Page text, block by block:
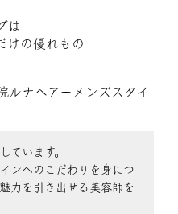
は
けの優れもの
ナヘアーメンズスタイ
ています。
ンへのこだわりを身につ
力を引き出せる美容師を